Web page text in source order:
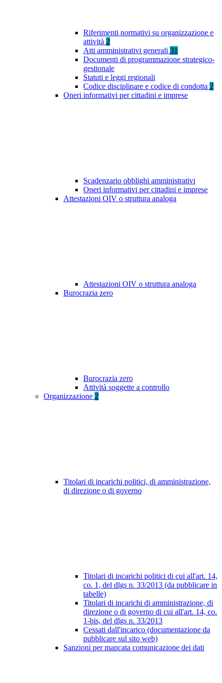
Riferimenti normativi su organizzazione e
attività 2
Atti amministrativi generali 31
Documenti di programmazione strategico-
gestionale
Statuti e leggi regionali
Codice disciplinare e codice di condotta 2
Oneri informativi per cittadini e imprese
Scadenzario obblighi amministrativi
Oneri informativi per cittadini e imprese
Attestazioni OIV o struttura analoga
Attestazioni OIV o struttura analoga
Burocrazia zero
Burocrazia zero
Attività soggette a controllo
Organizzazione 2
Titolari di incarichi politici, di amministrazione,
di direzione o di governo
Titolari di incarichi politici di cui all'art. 14,
co. 1, del dlgs n. 33/2013 (da pubblicare in
tabelle)
Titolari di incarichi di amministrazione, di
direzione o di governo di cui all'art. 14, co.
1-bis, del dlgs n. 33/2013
Cessati dall'incarico (documentazione da
pubblicare sul sito web)
Sanzioni per mancata comunicazione dei dati